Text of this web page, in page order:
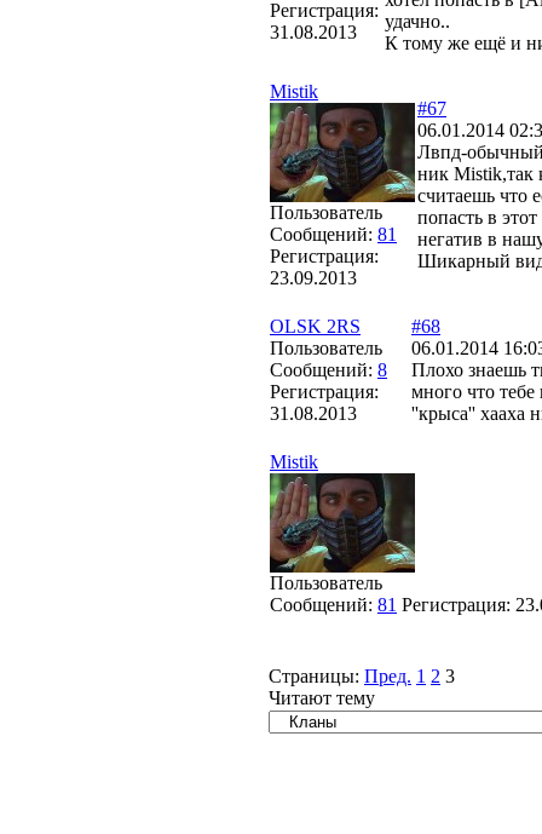
Регистрация:
31.08.2013
удачно..
К тому же ещё и
Mistik
Пользователь
Сообщений: 81
Регистрация:
23.09.2013
#67
06.01.2014
Лвпд-обычный
ник Mistik,так
считаешь что
попасть в
негатив в
Шикарный
OLSK 2RS
Пользователь
Сообщений: 8
Регистрация:
31.08.2013
#68
06.01.2014
Плохо знаешь
много что
''крыса'' хааха
Mistik
Пользователь
Сообщений: 81 Регистрация:
Страницы: Пред. 1 2 3
Читают тему